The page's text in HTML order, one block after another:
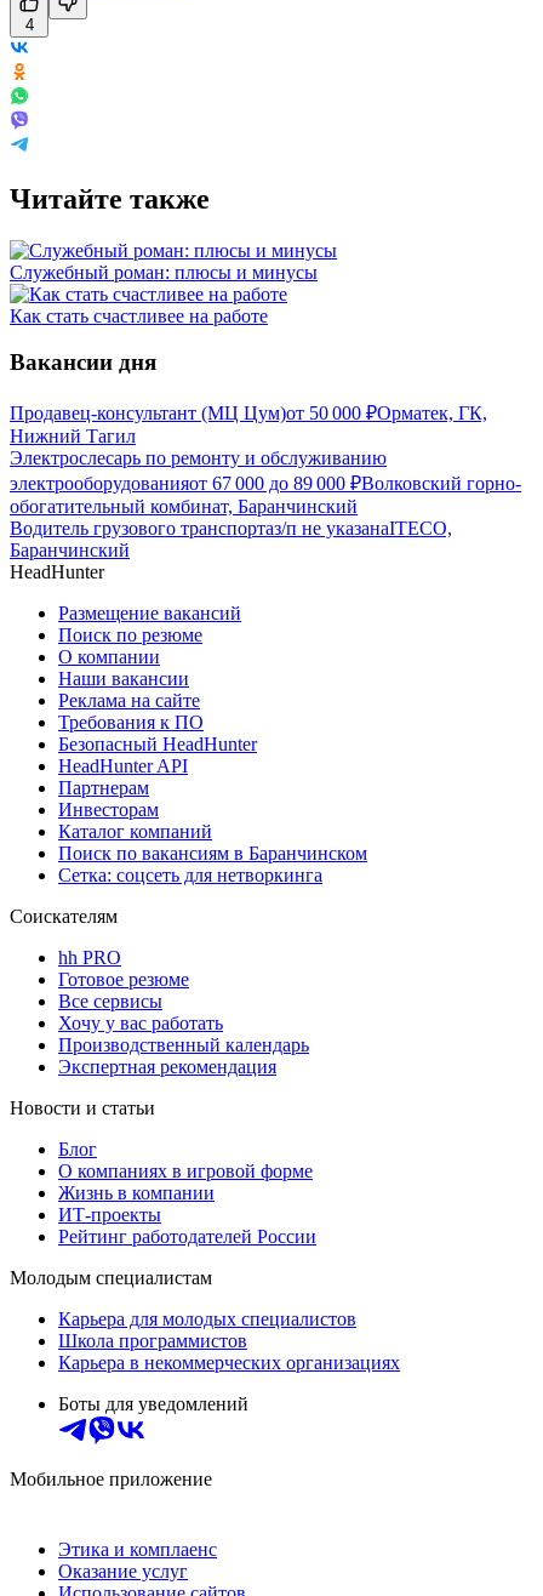
4
Читайте также
Служебный роман: плюсы и минусы
Как стать счастливее на работе
Вакансии дня
Продавец-консультант (МЦ Цум)от 50 000 ₽Орматек, ГК,
Нижний Тагил
Электрослесарь по ремонту и обслуживанию
электрооборудованияот 67 000 до 89 000 ₽Волковский горно-
обогатительный комбинат, Баранчинский
Водитель грузового транспортаз/п не указанаITECO,
Баранчинский
HeadHunter
Размещение вакансий
Поиск по резюме
О компании
Наши вакансии
Реклама на сайте
Требования к ПО
Безопасный HeadHunter
HeadHunter API
Партнерам
Инвесторам
Каталог компаний
Поиск по вакансиям в Баранчинском
Сетка: соцсеть для нетворкинга
Соискателям
hh PRO
Готовое резюме
Все сервисы
Хочу у вас работать
Производственный календарь
Экспертная рекомендация
Новости и статьи
Блог
О компаниях в игровой форме
Жизнь в компании
ИТ-проекты
Рейтинг работодателей России
Молодым специалистам
Карьера для молодых специалистов
Школа программистов
Карьера в некоммерческих организациях
Боты для уведомлений
Мобильное приложение
Этика и комплаенс
Оказание услуг